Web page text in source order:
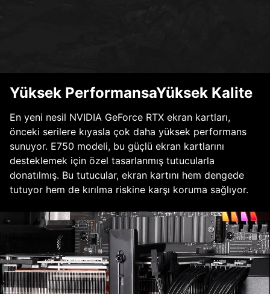
Yüksek PerformansaYüksek Kalite
En yeni nesil NVIDIA GeForce RTX ekran kartları,
önceki serilere kıyasla çok daha yüksek performans
sunuyor. E750 modeli, bu güçlü ekran kartlarını
desteklemek için özel tasarlanmış tutucularla
donatılmış. Bu tutucular, ekran kartını hem dengede
tutuyor hem de kırılma riskine karşı koruma sağlıyor.